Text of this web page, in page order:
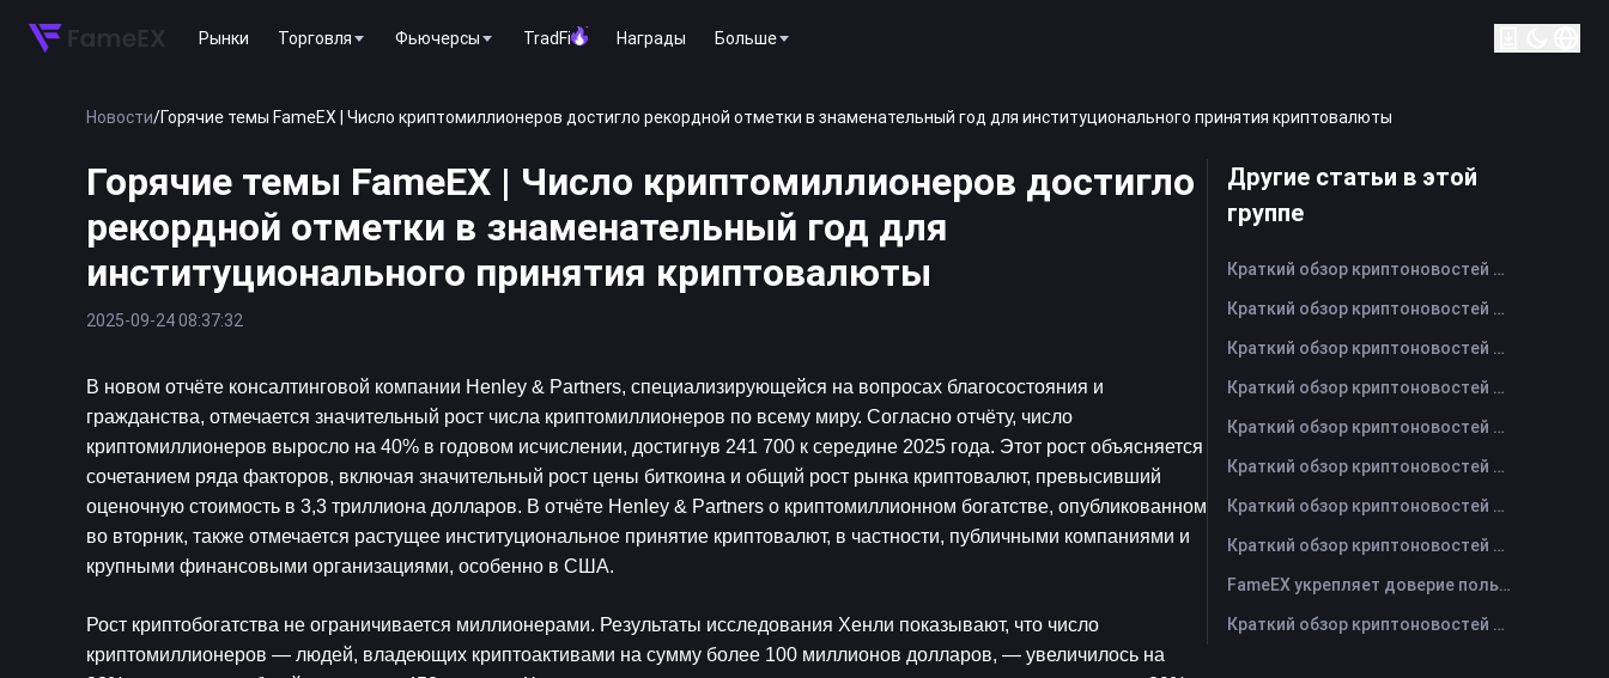
Рынки Торговля Фьючерсы TradFi Награды Больше
Новости/Горячие темы FameEX | Число криптомиллионеров достигло рекордной отметки в знаменательный год для институционального принятия криптовалюты
Горячие темы FameEX | Число криптомиллионеров достигло
рекордной отметки в знаменательный год для
институционального принятия криптовалюты
2025-09-24 08:37:32
В новом отчёте консалтинговой компании Henley & Partners, специализирующейся на вопросах благосостояния и
гражданства, отмечается значительный рост числа криптомиллионеров по всему миру. Согласно отчёту, число
криптомиллионеров выросло на 40% в годовом исчислении, достигнув 241 700 к середине 2025 года. Этот рост объясняется
сочетанием ряда факторов, включая значительный рост цены биткоина и общий рост рынка криптовалют, превысивший
оценочную стоимость в 3,3 триллиона долларов. В отчёте Henley & Partners о криптомиллионном богатстве, опубликованном
во вторник, также отмечается растущее институциональное принятие криптовалют, в частности, публичными компаниями и
крупными финансовыми организациями, особенно в США.
Рост криптобогатства не ограничивается миллионерами. Результаты исследования Хенли показывают, что число
криптомиллионеров — людей, владеющих криптоактивами на сумму более 100 миллионов долларов, — увеличилось на
Другие статьи в этой
группе
Краткий обзор криптоновостей FameEX за сегодня | 7 августа 2026 г
Краткий обзор криптоновостей FameEX за сегодня | 6 августа 2026 г
Краткий обзор криптоновостей FameEX за сегодня | 5 августа 2026 г
Краткий обзор криптоновостей FameEX за сегодня | 4 августа 2026 г
Краткий обзор криптоновостей FameEX за сегодня | 3 августа 2026 г
Краткий обзор криптоновостей FameEX за сегодня | 31 июля 2026 г
Краткий обзор криптоновостей FameEX за сегодня | 30 июля 2026 г
Краткий обзор криптоновостей FameEX за сегодня | 29 июля 2026 г
FameEX укрепляет доверие пользователей благодаря восьми годам стабильной работы и глобальному росту
Краткий обзор криптоновостей FameEX за сегодня | 28 июля 2026 г